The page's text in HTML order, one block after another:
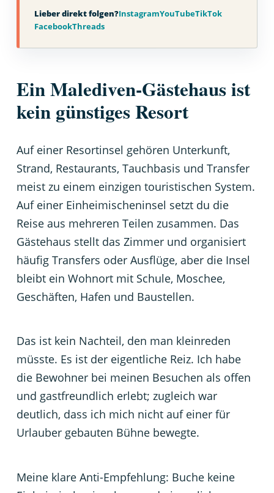
Lieber direkt folgen?InstagramYouTubeTikTok
FacebookThreads
Ein Malediven-Gästehaus ist
kein günstiges Resort
Auf einer Resortinsel gehören Unterkunft,
Strand, Restaurants, Tauchbasis und Transfer
meist zu einem einzigen touristischen System.
Auf einer Einheimischeninsel setzt du die
Reise aus mehreren Teilen zusammen. Das
Gästehaus stellt das Zimmer und organisiert
häufig Transfers oder Ausflüge, aber die Insel
bleibt ein Wohnort mit Schule, Moschee,
Geschäften, Hafen und Baustellen.
Das ist kein Nachteil, den man kleinreden
müsste. Es ist der eigentliche Reiz. Ich habe
die Bewohner bei meinen Besuchen als offen
und gastfreundlich erlebt; zugleich war
deutlich, dass ich mich nicht auf einer für
Urlauber gebauten Bühne bewegte.
Meine klare Anti-Empfehlung: Buche keine